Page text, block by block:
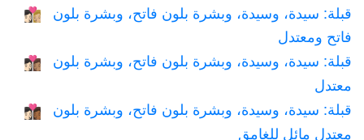
👩🏻‍❤️‍💋‍👩🏼
قبلة: سيدة، وسيدة، وبشرة بلون فاتح، وبشرة بلون
فاتح ومعتدل
👩🏻‍❤️‍💋‍👩🏽
قبلة: سيدة، وسيدة، وبشرة بلون فاتح، وبشرة بلون
معتدل
👩🏻‍❤️‍💋‍👩🏾
قبلة: سيدة، وسيدة، وبشرة بلون فاتح، وبشرة بلون
معتدل مائل للغامق